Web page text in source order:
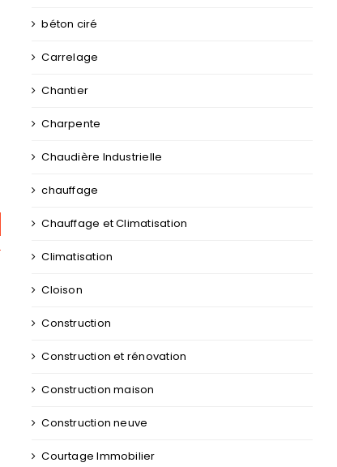
béton ciré
Carrelage
Chantier
Charpente
Chaudière Industrielle
chauffage
Chauffage et Climatisation
Climatisation
Cloison
Construction
Construction et rénovation
Construction maison
Construction neuve
Courtage Immobilier